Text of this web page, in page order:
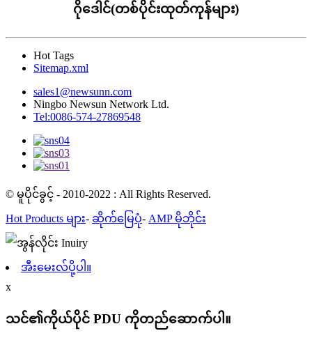
ဂိုဒေါင်(တစ်ပိုင်းထုတ်ကုန်များ)
Hot Tags
Sitemap.xml
sales1@newsunn.com
Ningbo Newsun Network Ltd.
Tel:0086-574-27869548
© မူပိုင်ခွင့် - 2010-2022 : All Rights Reserved.
Hot Products များ- ဆိုက်မြေပုံ- AMP မိုဘိုင်း
အီးမေးလ်ပို့ပါ။
x
သင်၏ကိုယ်ပိုင် PDU ကိုတည်ဆောက်ပါ။